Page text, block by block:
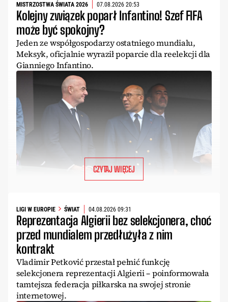
MISTRZOSTWA ŚWIATA 2026 07.08.2026 20:53
Kolejny związek poparł Infantino! Szef FIFA
może być spokojny?
Jeden ze współgospodarzy ostatniego mundialu,
Meksyk, oficjalnie wyraził poparcie dla reelekcji dla
Gianniego Infantino.
CZYTAJ WIĘCEJ
LIGI W EUROPIE ŚWIAT 04.08.2026 09:31
Reprezentacja Algierii bez selekcjonera, choć
przed mundialem przedłużyła z nim
kontrakt
Vladimir Petković przestał pełnić funkcję
selekcjonera reprezentacji Algierii – poinformowała
tamtejsza federacja piłkarska na swojej stronie
internetowej.